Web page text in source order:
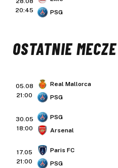
20:45
PSG
OSTATNIE MECZE
05.08
21:00
Real Mallorca
PSG
30.05
18:00
PSG
Arsenal
17.05
21:00
Paris FC
PSG